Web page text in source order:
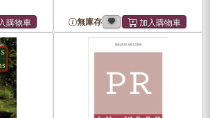
無庫存